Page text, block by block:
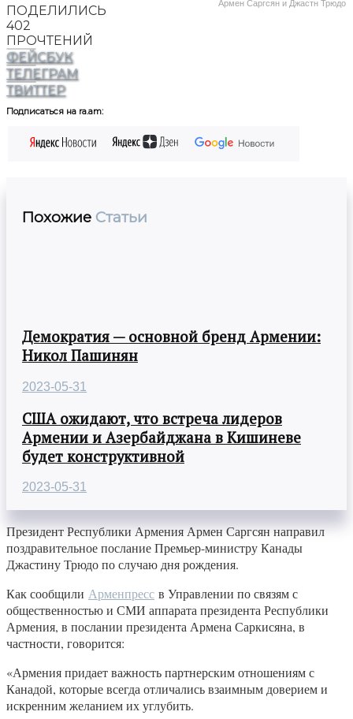
Армен Саргсян и Джастн Трюдо
ПОДЕЛИЛИСЬ
402
ПРОЧТЕНИЙ
ФЕЙСБУК
ТЕЛЕГРАМ
ТВИТТЕР
Подписаться на ra.am:
Похожие Статьи
Демократия — основной бренд Армении:
Никол Пашинян
2023-05-31
США ожидают, что встреча лидеров
Армении и Азербайджана в Кишиневе
будет конструктивной
2023-05-31
Президент Республики Армения Армен Саргсян направил
поздравительное послание Премьер-министру Канады
Джастину Трюдо по случаю дня рождения.
Как сообщили Арменпресс в Управлении по связям с
общественностью и СМИ аппарата президента Республики
Армения, в послании президента Армена Саркисяна, в
частности, говорится:
«Армения придает важность партнерским отношениям с
Канадой, которые всегда отличались взаимным доверием и
искренним желанием их углубить.